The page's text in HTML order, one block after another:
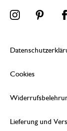
Cookies
Lieferung und